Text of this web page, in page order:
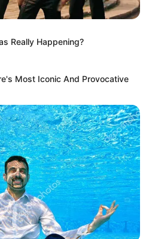
Really Happening?
Most Iconic And Provocative